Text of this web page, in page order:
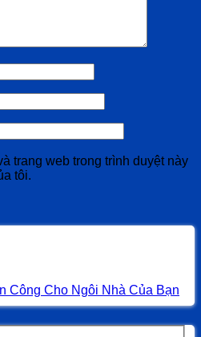
trang web trong trình duyệt này
tôi.